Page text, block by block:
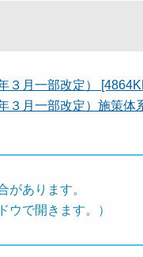
３月一部改定）
３月一部改定）施策体
があります。
ウで開きます。）